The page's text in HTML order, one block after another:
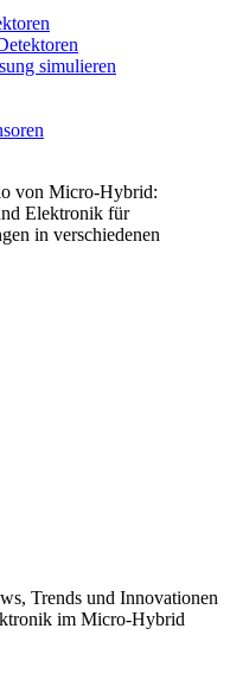
simulieren
von Micro-Hybrid:
Elektronik für
in verschiedenen
Trends und Innovationen
im Micro-Hybrid